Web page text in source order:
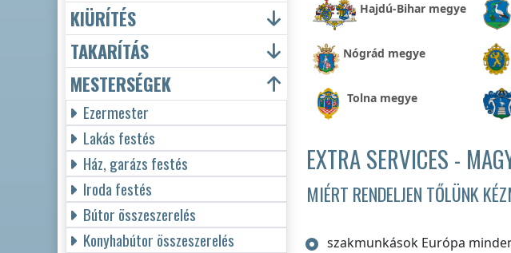
Hajdú-Bihar megye
Nógrád megye
Tolna megye
EXTRA SERVICES -
MIÉRT RENDELJEN TŐLÜNK
szakmunkások Európa
KIÜRÍTÉS
TAKARÍTÁS
MESTERSÉGEK
Ezermester
Lakás festés
Ház, garázs festés
Iroda festés
Bútor összeszerelés
Konyhabútor összeszerelés